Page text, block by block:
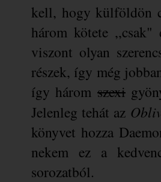
kell, hogy külföldön
három kötete
viszont olyan
részek, így még
így három szexi
Jelenleg tehát az
könyvet hozza
nekem ez a
sorozatból.